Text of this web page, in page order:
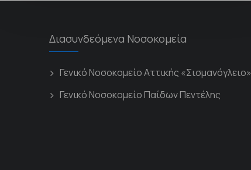
Διασυνδεόμενα Νοσοκομεία
Γενικό Νοσοκομείο Αττικής «Σισμανόγλειο»
Γενικό Νοσοκομείο Παίδων Πεντέλης